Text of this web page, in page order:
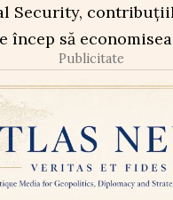
Security,
să
Publicitate